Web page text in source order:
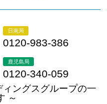
日南局
0120-983-386
鹿児島局
0120-340-059
ングスグループの一
～